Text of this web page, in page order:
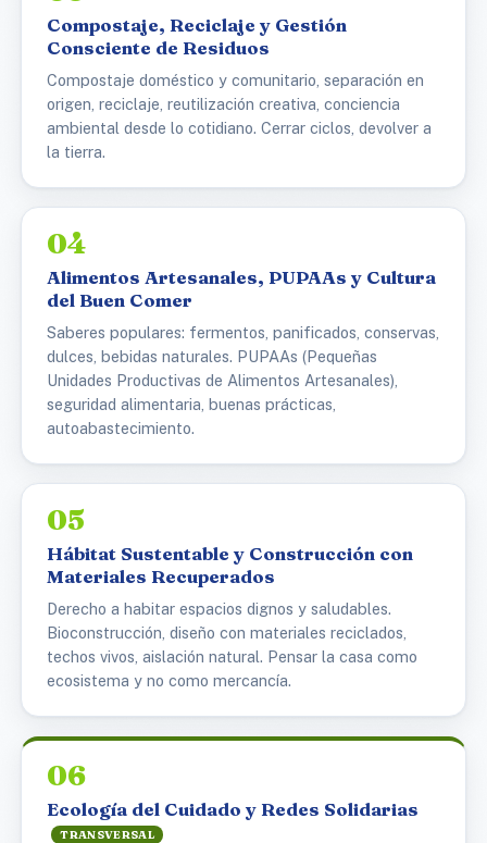
Compostaje, Reciclaje y Gestión
Consciente de Residuos
Compostaje doméstico y comunitario, separación en
origen, reciclaje, reutilización creativa, conciencia
ambiental desde lo cotidiano. Cerrar ciclos, devolver a
la tierra.
04
Alimentos Artesanales, PUPAAs y Cultura
del Buen Comer
Saberes populares: fermentos, panificados, conservas,
dulces, bebidas naturales. PUPAAs (Pequeñas
Unidades Productivas de Alimentos Artesanales),
seguridad alimentaria, buenas prácticas,
autoabastecimiento.
05
Hábitat Sustentable y Construcción con
Materiales Recuperados
Derecho a habitar espacios dignos y saludables.
Bioconstrucción, diseño con materiales reciclados,
techos vivos, aislación natural. Pensar la casa como
ecosistema y no como mercancía.
06
Ecología del Cuidado y Redes Solidarias
TRANSVERSAL